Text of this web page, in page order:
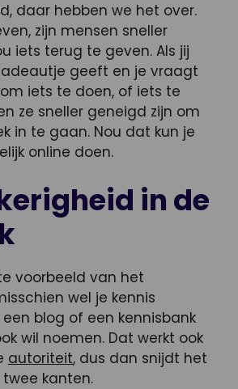
daar hebben we het over.
zijn mensen sneller
iets terug te geven. Als jij
geeft en je vraagt
iets te doen, of iets te
ze sneller geneigd zijn om
in te gaan. Nou dat kun je
online doen.
in de
voorbeeld van het
wel je kennis
blog of een kennisbank
wil noemen. Dat werkt ook
autoriteit, dus dan snijdt het
kanten.